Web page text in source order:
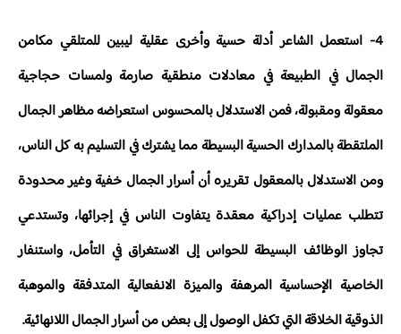
4- استعمل الشاعر أدلة حسية وأخرى عقلية ليبين للمتلقي مكامن
الجمال في الطبيعة في معادلات منطقية صارمة ولمسات حجاجية
معقولة ومقبولة، فمن الاستدلال بالمحسوس استعراضه مظاهر الجمال
الملتقطة بالمدارك الحسية البسيطة مما يشترك في التسليم به كل الناس،
ومن الاستدلال بالمعقول تقريره أن أسرار الجمال خفية وغير محدودة
تتطلب عمليات إدراكية معقدة يتفاوت الناس في إجرائها، وتستدعي
تجاوز الوظائف البسيطة للحواس إلى الاستغراق في التأمل، واستنفار
الخاصية الإحساسية المرهفة والميزة الانفعالية المتدفقة والموهبة
الذوقية الخلاقة التي تكفل الوصول إلى بعض من أسرار الجمال اللانهائية.